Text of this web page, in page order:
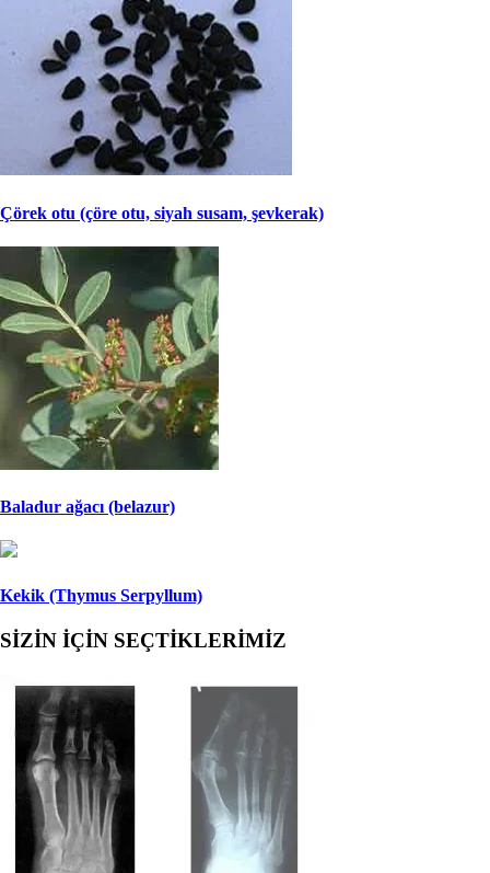
Çörek otu (çöre otu, siyah susam, şevkerak)
Baladur ağacı (belazur)
Kekik (Thymus Serpyllum)
SİZİN İÇİN SEÇTİKLERİMİZ